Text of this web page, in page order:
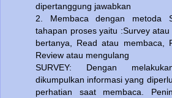
dipertanggung jawabkan
2. Membaca dengan metoda
tahapan proses yaitu :Survey
bertanya, Read atau membaca,
Review atau mengulang
SURVEY: Dengan
dikumpulkan informasi yang
perhatian saat membaca.